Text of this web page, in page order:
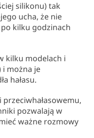
silikonu) tak
ucha, że nie
kilku godzinach
kilku modelach i
i można je
hałasu.
pozwalają w
ważne rozmowy